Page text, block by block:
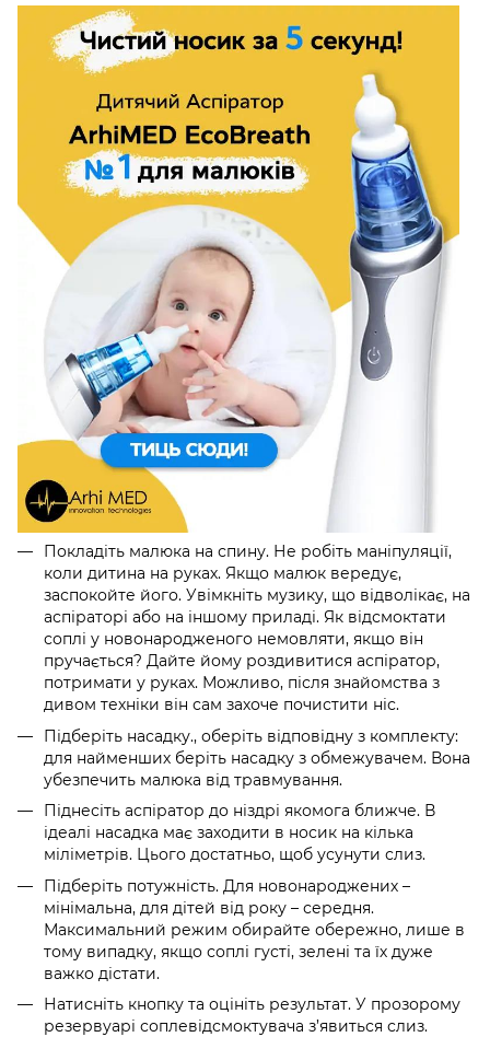
Покладіть малюка на спину. Не робіть маніпуляції,
коли дитина на руках. Якщо малюк вередує,
заспокойте його. Увімкніть музику, що відволікає, на
аспіраторі або на іншому приладі. Як відсмоктати
соплі у новонародженого немовляти, якщо він
пручається? Дайте йому роздивитися аспіратор,
потримати у руках. Можливо, після знайомства з
дивом техніки він сам захоче почистити ніс.
Підберіть насадку., оберіть відповідну з комплекту:
для найменших беріть насадку з обмежувачем. Вона
убезпечить малюка від травмування.
Піднесіть аспіратор до ніздрі якомога ближче. В
ідеалі насадка має заходити в носик на кілька
міліметрів. Цього достатньо, щоб усунути слиз.
Підберіть потужність. Для новонароджених –
мінімальна, для дітей від року – середня.
Максимальний режим обирайте обережно, лише в
тому випадку, якщо соплі густі, зелені та їх дуже
важко дістати.
Натисніть кнопку та оцініть результат. У прозорому
резервуарі соплевідсмоктувача з’явиться слиз.